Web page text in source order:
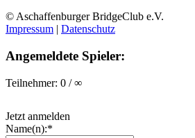
© Aschaffenburger BridgeClub e.V.
Impressum | Datenschutz
Angemeldete Spieler:
Teilnehmer: 0 / ∞
Jetzt anmelden
Name(n):*